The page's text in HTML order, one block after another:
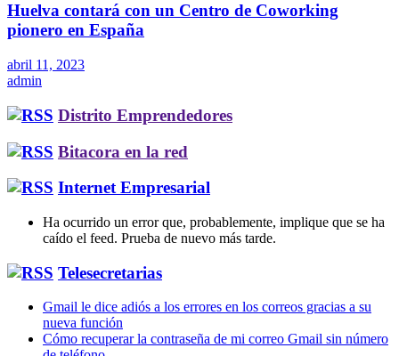
Huelva contará con un Centro de Coworking
pionero en España
abril 11, 2023
admin
Distrito Emprendedores
Bitacora en la red
Internet Empresarial
Ha ocurrido un error que, probablemente, implique que se ha
caído el feed. Prueba de nuevo más tarde.
Telesecretarias
Gmail le dice adiós a los errores en los correos gracias a su
nueva función
Cómo recuperar la contraseña de mi correo Gmail sin número